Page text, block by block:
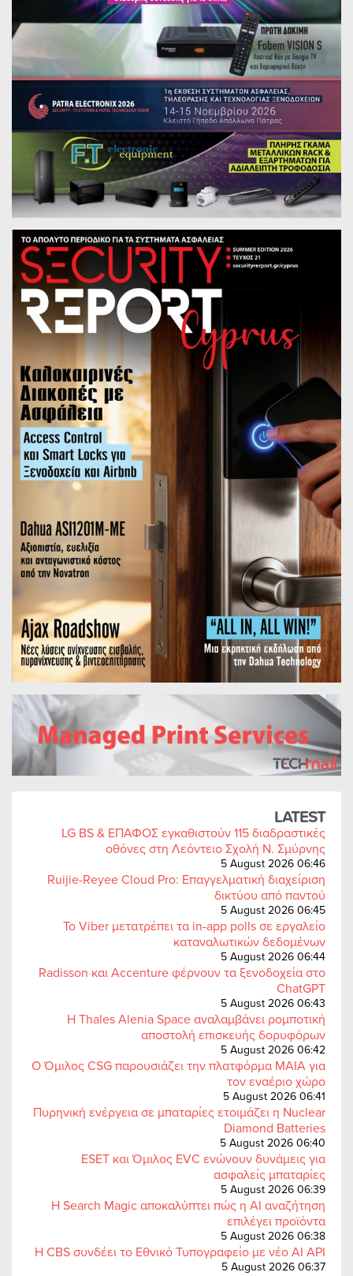
LATEST
LG BS & ΕΠΑΦΟΣ εγκαθιστούν 115 διαδραστικές
οθόνες στη Λεόντειο Σχολή Ν. Σμύρνης
5 August 2026 06:46
Ruijie-Reyee Cloud Pro: Επαγγελματική διαχείριση
δικτύου από παντού
5 August 2026 06:45
Το Viber μετατρέπει τα in-app polls σε εργαλείο
καταναλωτικών δεδομένων
5 August 2026 06:44
Radisson και Accenture φέρνουν τα ξενοδοχεία στο
ChatGPT
5 August 2026 06:43
Η Thales Alenia Space αναλαμβάνει ρομποτική
αποστολή επισκευής δορυφόρων
5 August 2026 06:42
Ο Όμιλος CSG παρουσιάζει την πλατφόρμα MAIA για
τον εναέριο χώρο
5 August 2026 06:41
Πυρηνική ενέργεια σε μπαταρίες ετοιμάζει η Nuclear
Diamond Batteries
5 August 2026 06:40
ESET και Όμιλος EVC ενώνουν δυνάμεις για
ασφαλείς μπαταρίες
5 August 2026 06:39
Η Search Magic αποκαλύπτει πώς η AI αναζήτηση
επιλέγει προϊόντα
5 August 2026 06:38
Η CBS συνδέει το Εθνικό Τυπογραφείο με νέο AI API
5 August 2026 06:37